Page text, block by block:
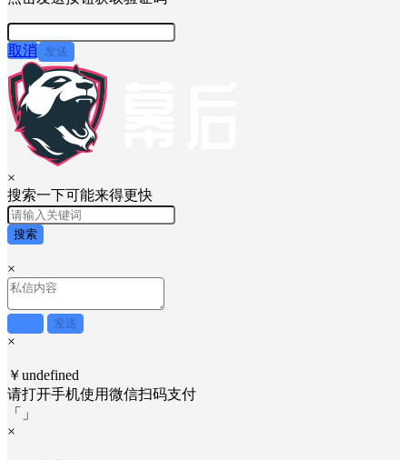
请输入验证码
请输入图片中的验证码
点击发送按钮获取验证码
取消 发送
×
搜索一下可能来得更快
取消
×